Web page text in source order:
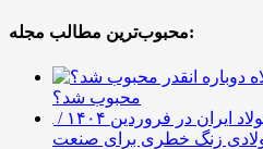
محبوب‌ترین مطالب مجله:
محبوب شد؟
افزایش ۴.۶ درصدی تولید فولاد ایران در فروردین ۱۴۰۴ /
زنگ خطری برای صنعت